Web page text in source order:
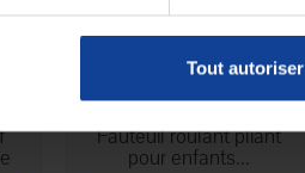
Tout autoriser
Fauteuil roulant pliant
pour enfants...